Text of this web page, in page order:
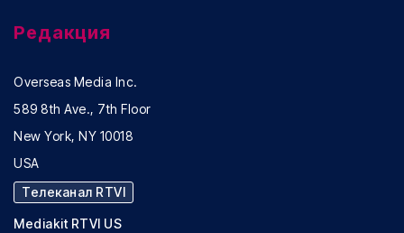
Редакция
Overseas Media Inc.
589 8th Ave., 7th Floor
New York, NY 10018
USA
Телеканал RTVI
Mediakit RTVI US